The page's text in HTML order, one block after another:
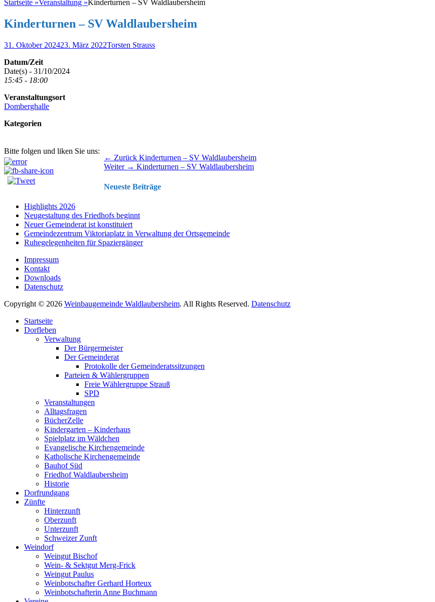
Startseite »Veranstaltung »Kinderturnen – SV Waldlaubersheim
Kinderturnen – SV Waldlaubersheim
Veröffentlicht
31. Oktober 202423. März 2022Autor
Torsten Strauss
Datum/Zeit
Date(s) - 31/10/2024
15:45 - 18:00
Veranstaltungsort
Domberghalle
Kategorien
Bitte folgen und liken Sie uns:
Beitragsnavigation ← Zurück Vorhergehender
Beitrag:
Kinderturnen – SV Waldlaubersheim
Weiter → Nächster
Kinderturnen – SV Waldlaubersheim
Neueste Beiträge
Highlights 2026
Neugestaltung des Friedhofs beginnt
Neuer Gemeinderat ist konstituiert
Gemeindezentrum Viktoriaplatz in Verwaltung der Ortsgemeinde
Ruhegelegenheiten für Spaziergänger
Impressum
Kontakt
Downloads
Datenschutz
Copyright © 2026 Weinbaugemeinde Waldlaubersheim. All Rights Reserved. Datenschutz
oben
scrollen
Startseite
Dorfleben
Verwaltung
Der Bürgermeister
Der Gemeinderat
Protokolle der Gemeinderatssitzungen
Parteien & Wählergruppen
Freie Wählergruppe Strauß
SPD
Veranstaltungen
Alltagsfragen
BücherZelle
Kindergarten – Kinderhaus
Spielplatz im Wäldchen
Evangelische Kirchengemeinde
Katholische Kirchengemeinde
Bauhof Süd
Friedhof Waldlaubersheim
Historie
Dorfrundgang
Zünfte
Hinterzunft
Oberzunft
Unterzunft
Schweizer Zunft
Weindorf
Weingut Bischof
Wein- & Sektgut Merg-Frick
Weingut Paulus
Weinbotschafter Gerhard Horteux
Weinbotschafterin Anne Buchmann